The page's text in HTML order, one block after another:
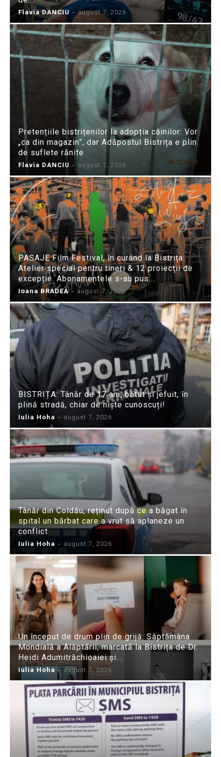
Flavia DANCIU - august 7, 2026
Pretențiile bistrițenilor la adopția câinilor: Vor
„ca din magazin”, dar Adăpostul Bistrița e plin
de suflete rănite
Flavia DANCIU - august 7, 2026
PASAJE Film Festival, în curând la Bistrița:
Atelier special pentru tineri & 12 proiecții de
excepție. Abonamentele s-au pus...
Ioana BRADEA - august 7, 2026
BISTRIȚA: Tânăr de 17 ani, bătut și jefuit, în
plină stradă, chiar de niște cunoscuți!
Iulia Hoha - august 7, 2026
Tânăr din Coldău, reținut după ce a băgat în
spital un bărbat care a vrut să aplaneze un
conflict
Iulia Hoha - august 7, 2026
Un început de drum plin de grijă: Săptămâna
Mondială a Alăptării, marcată la Bistrița de Dr.
Heidi Adumitrăchioaiei și...
Iulia Hoha - august 7, 2026